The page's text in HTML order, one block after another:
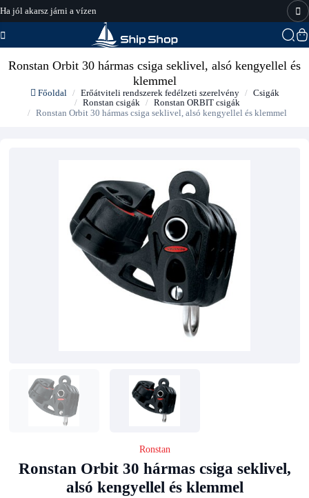
Ha jól akarsz járni a vízen
hajo-felszereles.hu
Ronstan Orbit 30 hármas csiga seklivel, alsó kengyellel és
klemmel
Főoldal Erőátviteli rendszerek fedélzeti szerelvény
Csigák
Ronstan csigák
Ronstan ORBIT csigák
Ronstan Orbit 30 hármas csiga seklivel, alsó kengyellel és klemmel
Ronstan
Ronstan Orbit 30 hármas csiga seklivel,
alsó kengyellel és klemmel